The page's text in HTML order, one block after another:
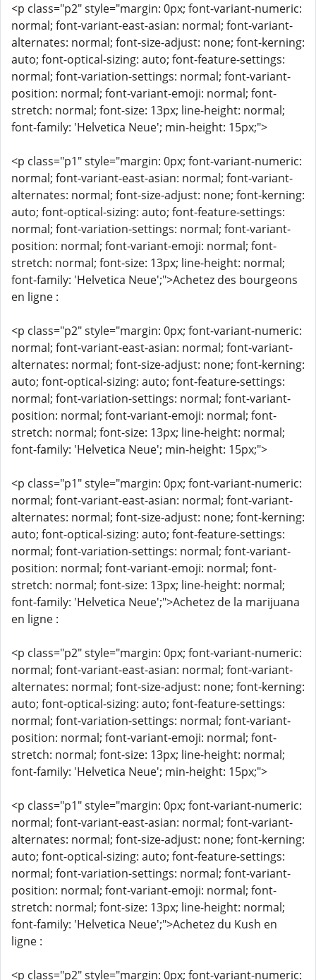
<p class="p2" style="margin: 0px; font-variant-numeric:
normal; font-variant-east-asian: normal; font-variant-
alternates: normal; font-size-adjust: none; font-kerning:
auto; font-optical-sizing: auto; font-feature-settings:
normal; font-variation-settings: normal; font-variant-
position: normal; font-variant-emoji: normal; font-
stretch: normal; font-size: 13px; line-height: normal;
font-family: 'Helvetica Neue'; min-height: 15px;">
<p class="p1" style="margin: 0px; font-variant-numeric:
normal; font-variant-east-asian: normal; font-variant-
alternates: normal; font-size-adjust: none; font-kerning:
auto; font-optical-sizing: auto; font-feature-settings:
normal; font-variation-settings: normal; font-variant-
position: normal; font-variant-emoji: normal; font-
stretch: normal; font-size: 13px; line-height: normal;
font-family: 'Helvetica Neue';">Achetez des bourgeons
en ligne :
<p class="p2" style="margin: 0px; font-variant-numeric:
normal; font-variant-east-asian: normal; font-variant-
alternates: normal; font-size-adjust: none; font-kerning:
auto; font-optical-sizing: auto; font-feature-settings:
normal; font-variation-settings: normal; font-variant-
position: normal; font-variant-emoji: normal; font-
stretch: normal; font-size: 13px; line-height: normal;
font-family: 'Helvetica Neue'; min-height: 15px;">
<p class="p1" style="margin: 0px; font-variant-numeric:
normal; font-variant-east-asian: normal; font-variant-
alternates: normal; font-size-adjust: none; font-kerning:
auto; font-optical-sizing: auto; font-feature-settings:
normal; font-variation-settings: normal; font-variant-
position: normal; font-variant-emoji: normal; font-
stretch: normal; font-size: 13px; line-height: normal;
font-family: 'Helvetica Neue';">Achetez de la marijuana
en ligne :
<p class="p2" style="margin: 0px; font-variant-numeric:
normal; font-variant-east-asian: normal; font-variant-
alternates: normal; font-size-adjust: none; font-kerning:
auto; font-optical-sizing: auto; font-feature-settings:
normal; font-variation-settings: normal; font-variant-
position: normal; font-variant-emoji: normal; font-
stretch: normal; font-size: 13px; line-height: normal;
font-family: 'Helvetica Neue'; min-height: 15px;">
<p class="p1" style="margin: 0px; font-variant-numeric:
normal; font-variant-east-asian: normal; font-variant-
alternates: normal; font-size-adjust: none; font-kerning:
auto; font-optical-sizing: auto; font-feature-settings:
normal; font-variation-settings: normal; font-variant-
position: normal; font-variant-emoji: normal; font-
stretch: normal; font-size: 13px; line-height: normal;
font-family: 'Helvetica Neue';">Achetez du Kush en
ligne :
<p class="p2" style="margin: 0px; font-variant-numeric: